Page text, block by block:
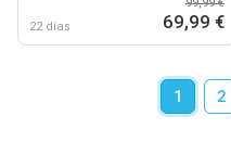
22 días 69,99 €
1 2